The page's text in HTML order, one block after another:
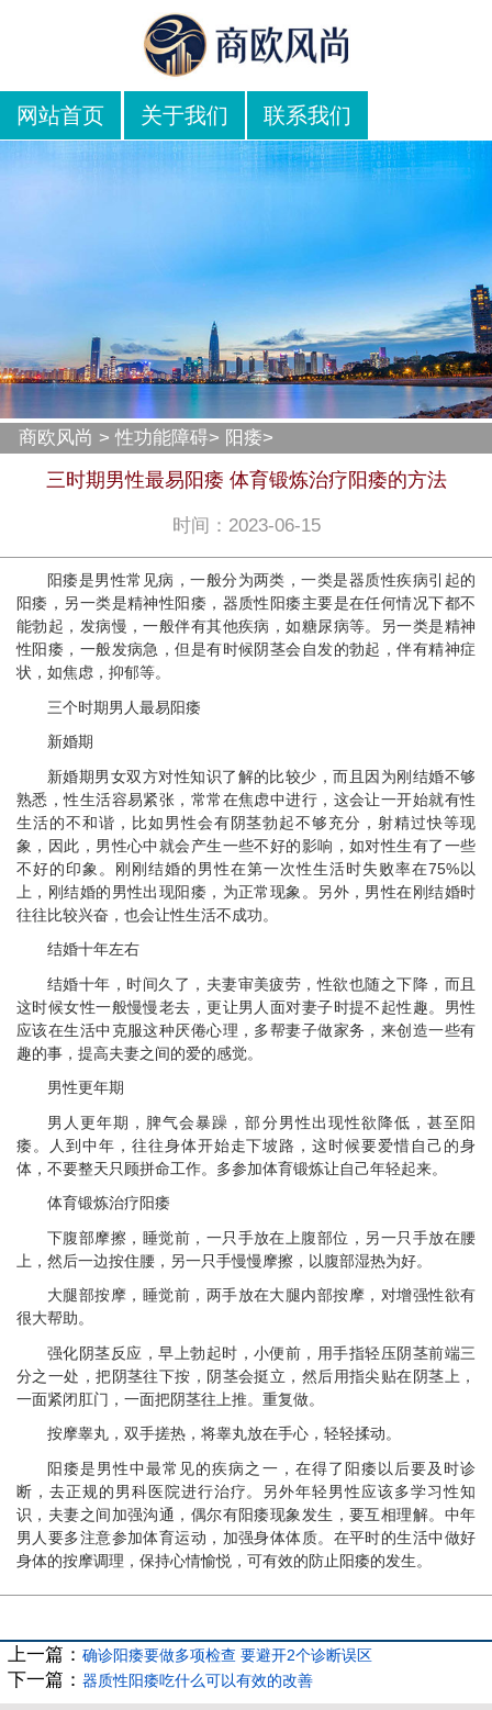
网站首页 关于我们 联系我们
商欧风尚 >性功能障碍> 阳痿>
三时期男性最易阳痿 体育锻炼治疗阳痿的方法
时间：2023-06-15
阳痿是男性常见病，一般分为两类，一类是器质性疾病引起的
阳痿，另一类是精神性阳痿，器质性阳痿主要是在任何情况下都不
能勃起，发病慢，一般伴有其他疾病，如糖尿病等。另一类是精神
性阳痿，一般发病急，但是有时候阴茎会自发的勃起，伴有精神症
状，如焦虑，抑郁等。
三个时期男人最易阳痿
新婚期
新婚期男女双方对性知识了解的比较少，而且因为刚结婚不够
熟悉，性生活容易紧张，常常在焦虑中进行，这会让一开始就有性
生活的不和谐，比如男性会有阴茎勃起不够充分，射精过快等现
象，因此，男性心中就会产生一些不好的影响，如对性生有了一些
不好的印象。刚刚结婚的男性在第一次性生活时失败率在75%以
上，刚结婚的男性出现阳痿，为正常现象。另外，男性在刚结婚时
往往比较兴奋，也会让性生活不成功。
结婚十年左右
结婚十年，时间久了，夫妻审美疲劳，性欲也随之下降，而且
这时候女性一般慢慢老去，更让男人面对妻子时提不起性趣。男性
应该在生活中克服这种厌倦心理，多帮妻子做家务，来创造一些有
趣的事，提高夫妻之间的爱的感觉。
男性更年期
男人更年期，脾气会暴躁，部分男性出现性欲降低，甚至阳
痿。人到中年，往往身体开始走下坡路，这时候要爱惜自己的身
体，不要整天只顾拼命工作。多参加体育锻炼让自己年轻起来。
体育锻炼治疗阳痿
下腹部摩擦，睡觉前，一只手放在上腹部位，另一只手放在腰
上，然后一边按住腰，另一只手慢慢摩擦，以腹部湿热为好。
大腿部按摩，睡觉前，两手放在大腿内部按摩，对增强性欲有
很大帮助。
强化阴茎反应，早上勃起时，小便前，用手指轻压阴茎前端三
分之一处，把阴茎往下按，阴茎会挺立，然后用指尖贴在阴茎上，
一面紧闭肛门，一面把阴茎往上推。重复做。
按摩睾丸，双手搓热，将睾丸放在手心，轻轻揉动。
阳痿是男性中最常见的疾病之一，在得了阳痿以后要及时诊
断，去正规的男科医院进行治疗。另外年轻男性应该多学习性知
识，夫妻之间加强沟通，偶尔有阳痿现象发生，要互相理解。中年
男人要多注意参加体育运动，加强身体体质。在平时的生活中做好
身体的按摩调理，保持心情愉悦，可有效的防止阳痿的发生。
上一篇： 确诊阳痿要做多项检查 要避开2个诊断误区
下一篇： 器质性阳痿吃什么可以有效的改善